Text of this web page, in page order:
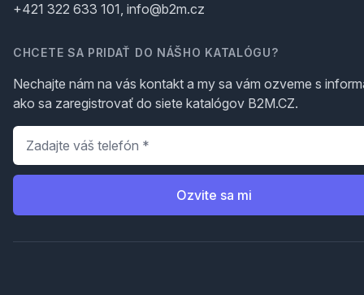
+421 322 633 101, info@b2m.cz
CHCETE SA PRIDAŤ DO NÁŠHO KATALÓGU?
Nechajte nám na vás kontakt a my sa vám ozveme s
ako sa zaregistrovať do siete katalógov B2M.CZ.
Telefón
Ozvite sa mi